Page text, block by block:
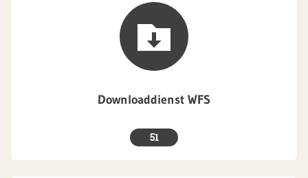
Downloaddienst WFS
51